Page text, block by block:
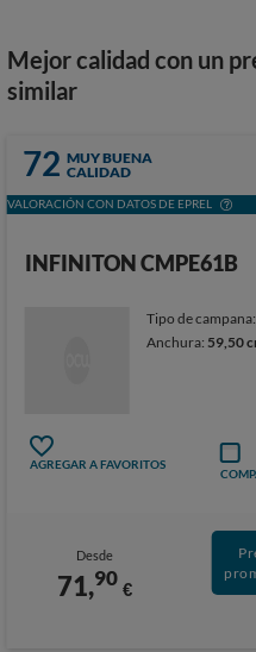
Mejor calidad con un
similar
72 MUY BUENA
CALIDAD
VALORACIÓN CON DATOS DE EPREL
INFINITON CMPE61B
Tipo de
Anchura: 59,50
AGREGAR A FAVORITOS
Desde
71,90 €